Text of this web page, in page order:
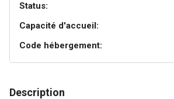
Status:
Capacité d'accueil:
Code hébergement:
Description